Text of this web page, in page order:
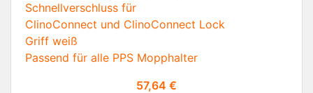
Schnellverschluss für
ClinoConnect und ClinoConnect Lock
Griff weiß
Passend für alle PPS Mopphalter
Preis
57,64 €